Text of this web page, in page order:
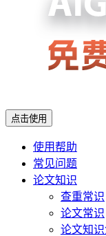
点击使用
使用帮助
常见问题
论文知识
查重常识
论文常识
论文知